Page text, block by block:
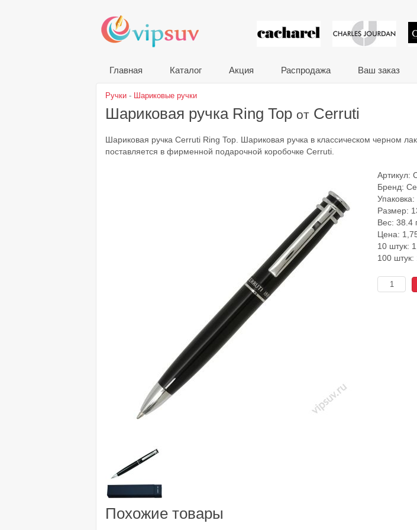
VIP сувениры
Главная Каталог Акция Распродажа Ваш заказ
Ручки - Шариковые ручки
Шариковая ручка Ring Top от Cerruti
Шариковая ручка Cerruti Ring Top. Шариковая ручка в классическом черном
поставляется в фирменной подарочной коробочке Cerruti.
Артикул:
Бренд:
Упаковка:
Размер:
Вес: 38.4
Цена:
10 штук:
100 штук:
Похожие товары